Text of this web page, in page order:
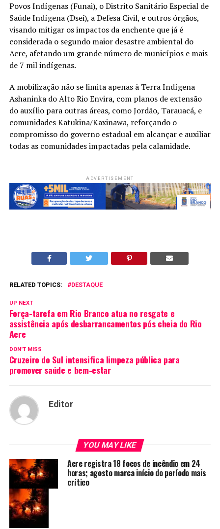
Povos Indígenas (Funai), o Distrito Sanitário Especial de
Saúde Indígena (Dsei), a Defesa Civil, e outros órgãos,
visando mitigar os impactos da enchente que já é
considerada o segundo maior desastre ambiental do
Acre, afetando um grande número de municípios e mais
de 7 mil indígenas.
A mobilização não se limita apenas à Terra Indígena
Ashaninka do Alto Rio Envira, com planos de extensão
do auxílio para outras áreas, como Jordão, Tarauacá, e
comunidades Katukina/Kaxinawa, reforçando o
compromisso do governo estadual em alcançar e auxiliar
todas as comunidades impactadas pela calamidade.
ADVERTISEMENT
RELATED TOPICS: DESTAQUE
UP NEXT
Força-tarefa em Rio Branco atua no resgate e
assistência após desbarrancamentos pós cheia do Rio
Acre
DON'T MISS
Cruzeiro do Sul intensifica limpeza pública para
promover saúde e bem-estar
Editor
YOU MAY LIKE
Acre registra 18 focos de incêndio em 24
horas; agosto marca início do período mais
crítico